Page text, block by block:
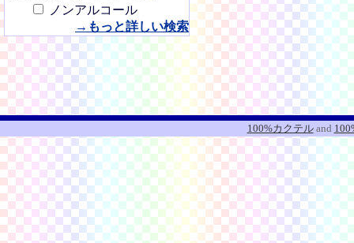
ノンアルコール
→もっと詳しい検索
100%カクテルand